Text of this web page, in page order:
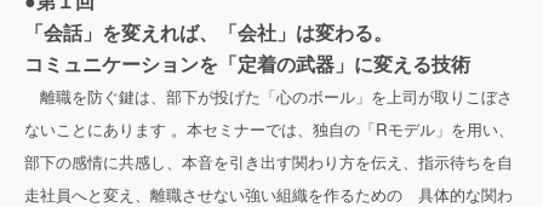
「会話」を変えれば、「会社」は変わる。
コミュニケーションを「定着の武器」に変える技術
離職を防ぐ鍵は、部下が投げた「心のボール」を上司が取りこぼさ
ないことにあります 。本セミナーでは、独自の「Rモデル」を用い、
部下の感情に共感し、本音を引き出す関わり方を伝え、指示待ちを自
走社員へと変え、離職させない強い組織を作るための 具体的な関わ